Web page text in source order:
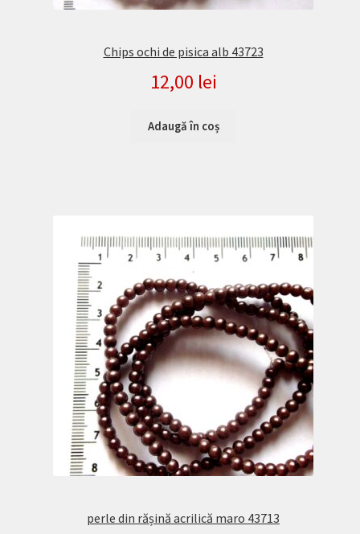
Chips ochi de pisica alb 43723
12,00 lei
Adaugă în coș
perle din rășină acrilică maro 43713